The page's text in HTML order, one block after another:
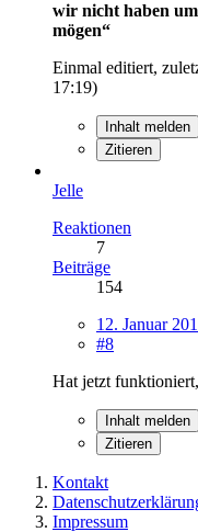
wir nicht haben
mögen“
Einmal editiert,
17:19)
Inhalt melden
Zitieren
Jelle
Reaktionen
7
Beiträge
154
12. Januar
#8
Hat jetzt
Inhalt melden
Zitieren
Kontakt
Impressum